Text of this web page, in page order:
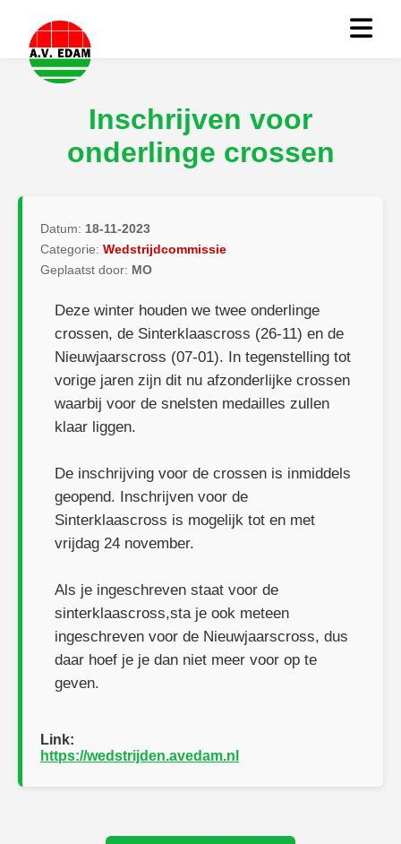
Inschrijven voor
onderlinge crossen
Datum: 18-11-2023
Categorie: Wedstrijdcommissie
Geplaatst door: MO
Deze winter houden we twee onderlinge
crossen, de Sinterklaascross (26-11) en de
Nieuwjaarscross (07-01). In tegenstelling tot
vorige jaren zijn dit nu afzonderlijke crossen
waarbij voor de snelsten medailles zullen
klaar liggen.
De inschrijving voor de crossen is inmiddels
geopend. Inschrijven voor de
Sinterklaascross is mogelijk tot en met
vrijdag 24 november.
Als je ingeschreven staat voor de
sinterklaascross,sta je ook meteen
ingeschreven voor de Nieuwjaarscross, dus
daar hoef je je dan niet meer voor op te
geven.
Link:
https://wedstrijden.avedam.nl